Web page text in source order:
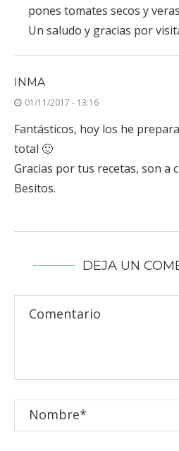
pones tomates secos y
Un saludo y gracias por
INMA
01/11/2017 - 13:16
Fantásticos, hoy los he
total 🙂
Gracias por tus recetas, son a
Besitos.
DEJA UN